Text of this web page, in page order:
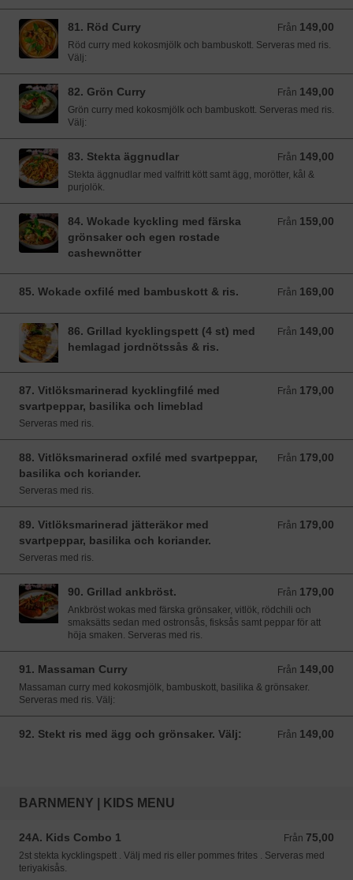
81. Röd Curry Från 149,00
Från 149,00 SEK
Röd curry med kokosmjölk och bambuskott. Serveras med ris.
Välj:
82. Grön Curry Från 149,00
Från 149,00 SEK
Grön curry med kokosmjölk och bambuskott. Serveras med ris.
Välj:
83. Stekta äggnudlar Från 149,00
Från 149,00 SEK
Stekta äggnudlar med valfritt kött samt ägg, morötter, kål &
purjolök.
84. Wokade kyckling med färska
grönsaker och egen rostade
cashewnötter
Från 159,00
Från 159,00 SEK
85. Wokade oxfilé med bambuskott & ris. Från 169,00
Från 169,00 SEK
86. Grillad kycklingspett (4 st) med
hemlagad jordnötssås & ris.
Från 149,00
Från 149,00 SEK
87. Vitlöksmarinerad kycklingfilé med
svartpeppar, basilika och limeblad
Från 179,00
Från 179,00 SEK
Serveras med ris.
88. Vitlöksmarinerad oxfilé med svartpeppar,
basilika och koriander.
Från 179,00
Från 179,00 SEK
Serveras med ris.
89. Vitlöksmarinerad jätteräkor med
svartpeppar, basilika och koriander.
Från 179,00
Från 179,00 SEK
Serveras med ris.
90. Grillad ankbröst. Från 179,00
Från 179,00 SEK
Ankbröst wokas med färska grönsaker, vitlök, rödchili och
smaksätts sedan med ostronsås, fisksås samt peppar för att
höja smaken. Serveras med ris.
91. Massaman Curry Från 149,00
Från 149,00 SEK
Massaman curry med kokosmjölk, bambuskott, basilika & grönsaker.
Serveras med ris. Välj:
92. Stekt ris med ägg och grönsaker. Välj: Från 149,00
Från 149,00 SEK
BARNMENY | KIDS MENU
24A. Kids Combo 1 Från 75,00
Från 75,00 SEK
2st stekta kycklingspett . Välj med ris eller pommes frites . Serveras med
teriyakisås.